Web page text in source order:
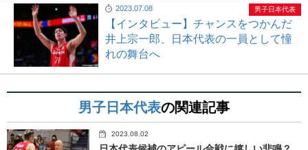
2023.07.08
【インタビュー】チャンスをつかんだ
井上宗一郎、日本代表の一員として憧
れの舞台へ
男子日本代表
男子日本代表の関連記事
2023.08.02